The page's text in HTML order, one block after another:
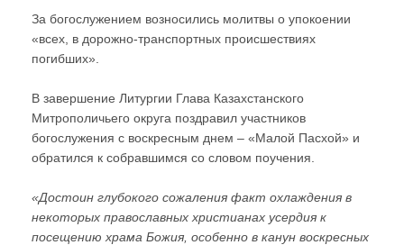
За богослужением возносились молитвы о упокоении
«всех, в дорожно-транспортных происшествиях
погибших».
В завершение Литургии Глава Казахстанского
Митрополичьего округа поздравил участников
богослужения с воскресным днем – «Малой Пасхой» и
обратился к собравшимся со словом поучения.
«Достоин глубокого сожаления факт охлаждения в
некоторых православных христианах усердия к
посещению храма Божия, особенно в канун воскресных